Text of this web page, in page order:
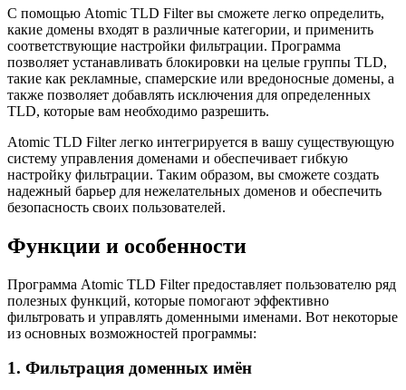
С помощью Atomic TLD Filter вы сможете легко определить,
какие домены входят в различные категории, и применить
соответствующие настройки фильтрации. Программа
позволяет устанавливать блокировки на целые группы TLD,
такие как рекламные, спамерские или вредоносные домены, а
также позволяет добавлять исключения для определенных
TLD, которые вам необходимо разрешить.
Atomic TLD Filter легко интегрируется в вашу существующую
систему управления доменами и обеспечивает гибкую
настройку фильтрации. Таким образом, вы сможете создать
надежный барьер для нежелательных доменов и обеспечить
безопасность своих пользователей.
Функции и особенности
Программа Atomic TLD Filter предоставляет пользователю ряд
полезных функций, которые помогают эффективно
фильтровать и управлять доменными именами. Вот некоторые
из основных возможностей программы:
1. Фильтрация доменных имён